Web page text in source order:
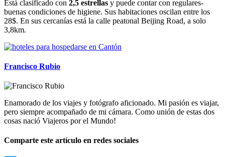
Está clasificado con 2,5 estrellas y puede contar con regulares-
buenas condiciones de higiene. Sus habitaciones oscilan entre los
28$. En sus cercanías está la calle peatonal Beijing Road, a solo
3,8km.
Francisco Rubio
Enamorado de los viajes y fotógrafo aficionado. Mi pasión es viajar,
pero siempre acompañado de mi cámara. Como unión de estas dos
cosas nació Viajeros por el Mundo!
Comparte este artículo en redes sociales